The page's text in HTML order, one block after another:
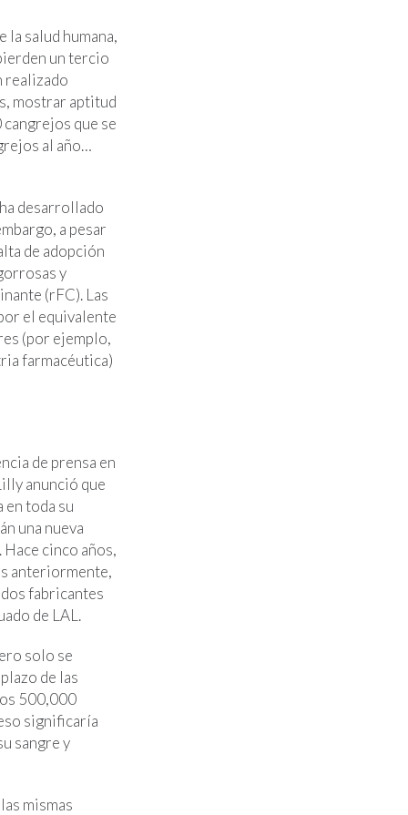
salud humana,
un tercio
realizado
mostrar aptitud
que se
al año…
desarrollado
a pesar
de adopción
y
(rFC). Las
el equivalente
(por ejemplo,
farmacéutica)
de prensa en
anunció que
en toda su
una nueva
cinco años,
anteriormente,
fabricantes
de LAL.
solo se
de las
500,000
significaría
sangre y
mismas